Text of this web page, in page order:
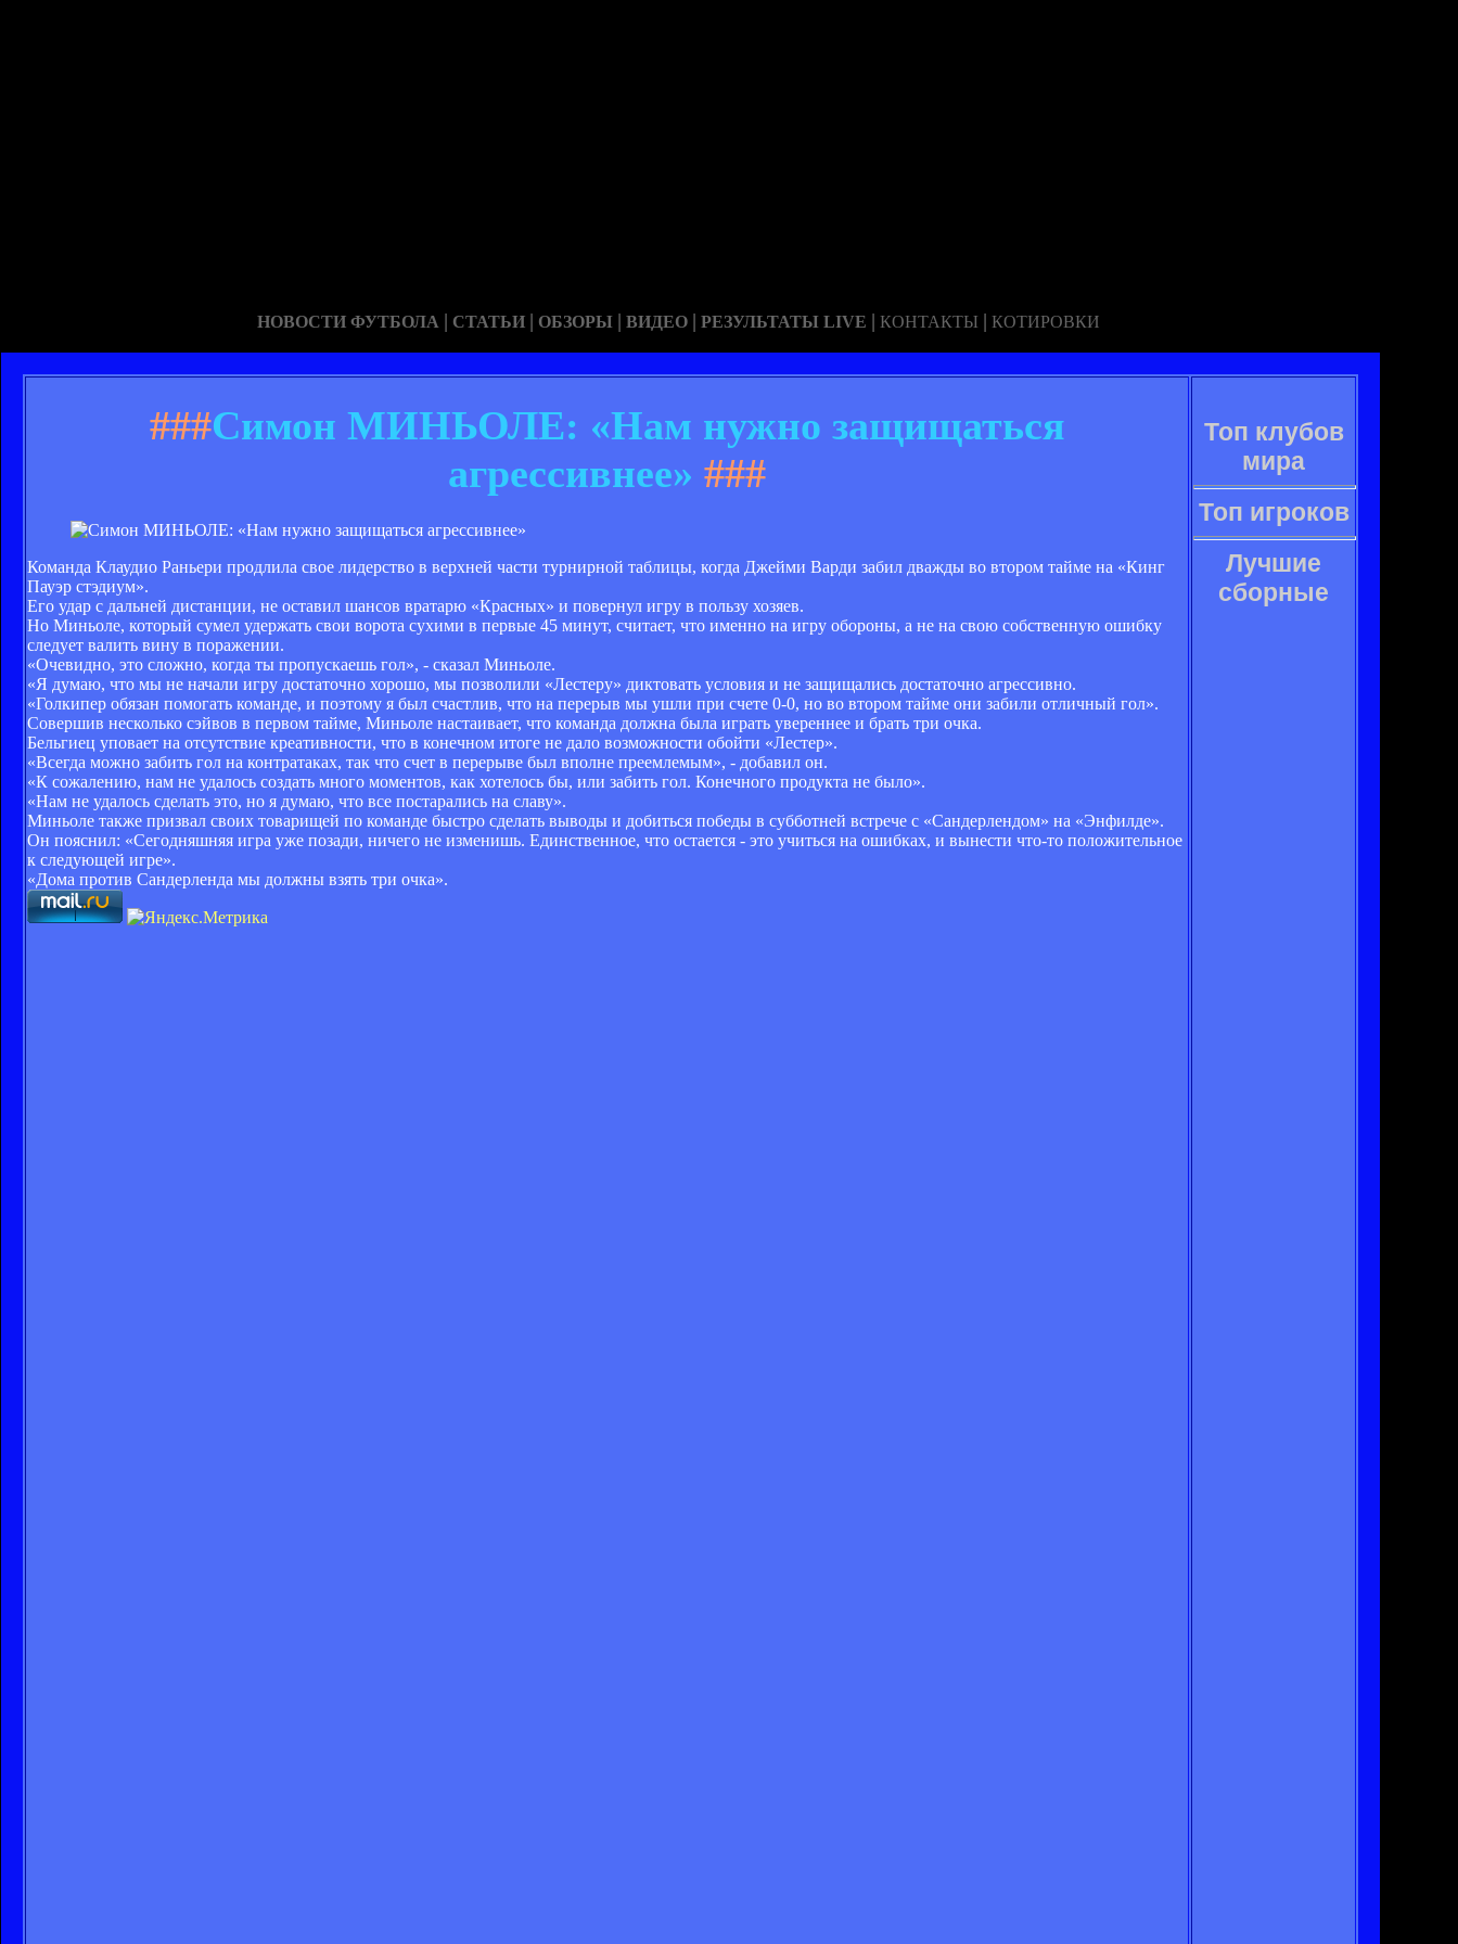
НОВОСТИ ФУТБОЛА | СТАТЬИ | ОБЗОРЫ | ВИДЕО | РЕЗУЛЬТАТЫ LIVE | КОНТАКТЫ | КОТИРОВКИ
###Симон МИНЬОЛЕ: «Нам нужно защищаться
агрессивнее» ###
Команда Клаудио Раньери продлила свое лидерство в верхней части турнирной таблицы, когда Джейми Варди забил дважды во втором тайме на «Кинг
Пауэр стэдиум».
Его удар с дальней дистанции, не оставил шансов вратарю «Красных» и повернул игру в пользу хозяев.
Но Миньоле, который сумел удержать свои ворота сухими в первые 45 минут, считает, что именно на игру обороны, а не на свою собственную ошибку
следует валить вину в поражении.
«Очевидно, это сложно, когда ты пропускаешь гол», - сказал Миньоле.
«Я думаю, что мы не начали игру достаточно хорошо, мы позволили «Лестеру» диктовать условия и не защищались достаточно агрессивно.
«Голкипер обязан помогать команде, и поэтому я был счастлив, что на перерыв мы ушли при счете 0-0, но во втором тайме они забили отличный гол».
Совершив несколько сэйвов в первом тайме, Миньоле настаивает, что команда должна была играть увереннее и брать три очка.
Бельгиец уповает на отсутствие креативности, что в конечном итоге не дало возможности обойти «Лестер».
«Всегда можно забить гол на контратаках, так что счет в перерыве был вполне преемлемым», - добавил он.
«К сожалению, нам не удалось создать много моментов, как хотелось бы, или забить гол. Конечного продукта не было».
«Нам не удалось сделать это, но я думаю, что все постарались на славу».
Миньоле также призвал своих товарищей по команде быстро сделать выводы и добиться победы в субботней встрече с «Сандерлендом» на «Энфилде».
Он пояснил: «Сегодняшняя игра уже позади, ничего не изменишь. Единственное, что остается - это учиться на ошибках, и вынести что-то положительное
к следующей игре».
«Дома против Сандерленда мы должны взять три очка».
Топ клубов
мира
Топ игроков
Лучшие
сборные